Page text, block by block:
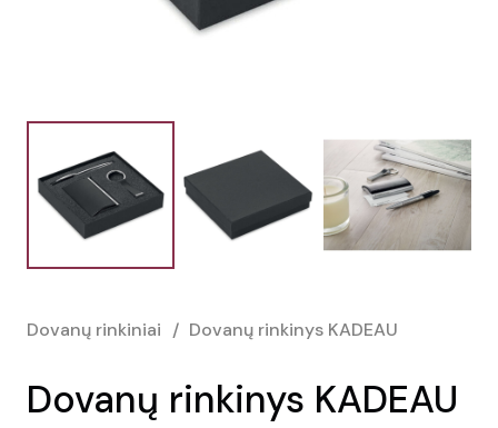
Dovanų rinkiniai / Dovanų rinkinys KADEAU
Dovanų rinkinys KADEAU